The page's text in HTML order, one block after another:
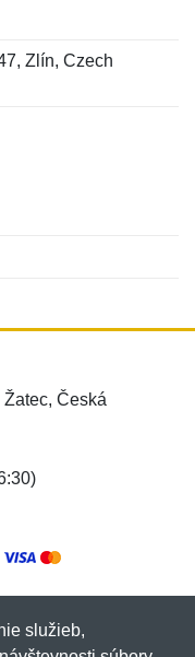
Zlín, Czech
Žatec, Česká
služieb,